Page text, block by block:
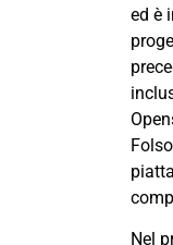
ed è
Nel